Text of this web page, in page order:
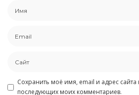
Сохранить моё имя, email и адрес сайта
последующих моих комментариев.